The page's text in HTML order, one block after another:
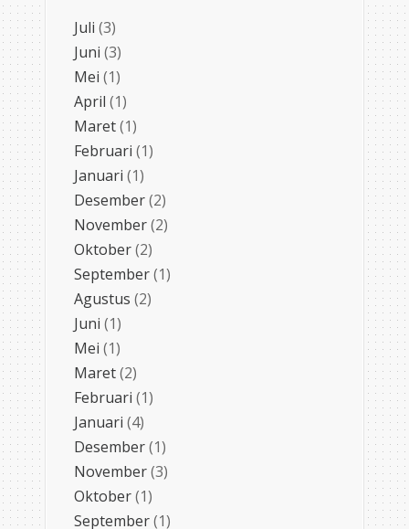
Juli (3)
Juni (3)
Mei (1)
April (1)
Maret(1)
Februari (1)
Januari (1)
Desember(2)
November(2)
Oktober(2)
September(1)
Agustus (2)
Juni (1)
Mei (1)
Maret(2)
Februari (1)
Januari (4)
Desember(1)
November(3)
Oktober(1)
September(1)